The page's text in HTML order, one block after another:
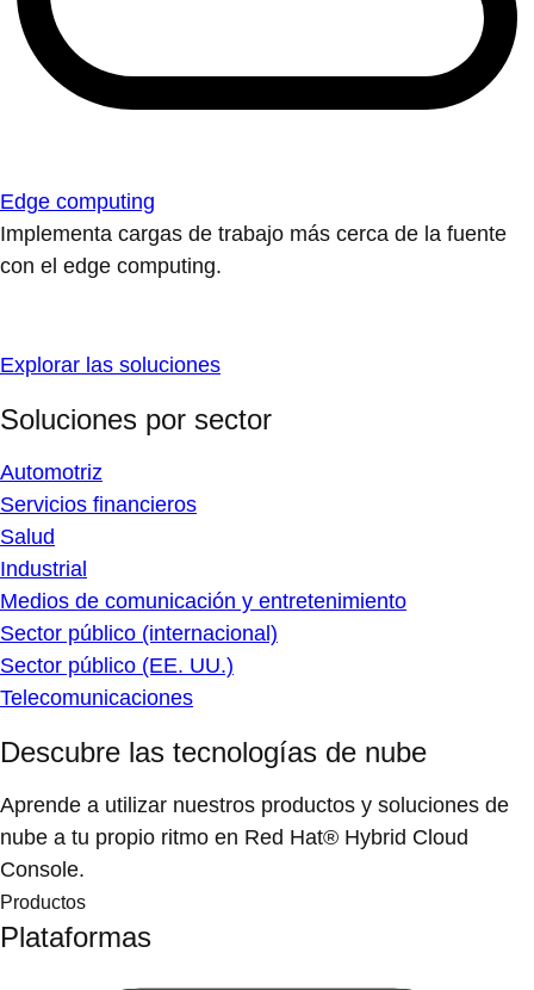
Edge computing
Implementa cargas de trabajo más cerca de la fuente
con el edge computing.
Explorar las soluciones
Soluciones por sector
Automotriz
Servicios financieros
Salud
Industrial
Medios de comunicación y entretenimiento
Sector público (internacional)
Sector público (EE. UU.)
Telecomunicaciones
Descubre las tecnologías de nube
Aprende a utilizar nuestros productos y soluciones de
nube a tu propio ritmo en Red Hat® Hybrid Cloud
Console.
Productos
Plataformas